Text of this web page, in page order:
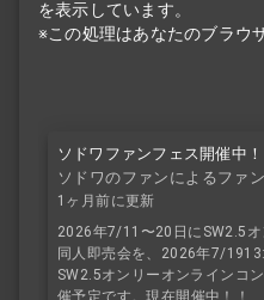
を表示しています。
※この処理はあなたのブラウ
ソドワファンフェス開催中！
ソドワのファンによるファ
り！
1ヶ月前に更新
2026年7/11〜20日にSW2.5オ
同人即売会を、2026年7/
SW2.5オンリーオンラインコ
催予定です。現在開催中！！